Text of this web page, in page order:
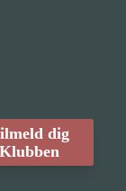
dig
Klubben